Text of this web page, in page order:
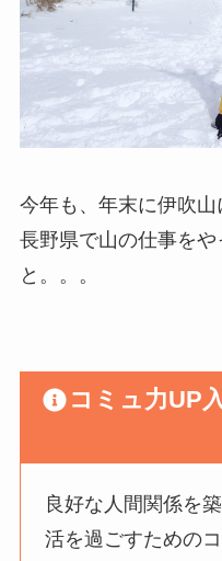
今年も、年末に伊吹山
長野県で山の仕事を
と。。。
コミュ力UP
良好な人間関係を
活を過ごすための